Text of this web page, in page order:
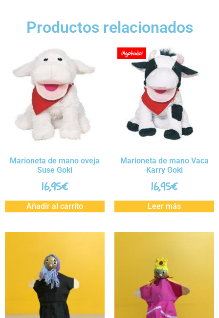
Productos relacionados
Marioneta de mano oveja
Suse Goki
16,95€
Añadir al carrito
¡Agotado!
Marioneta de mano Vaca
Karry Goki
16,95€
Leer más